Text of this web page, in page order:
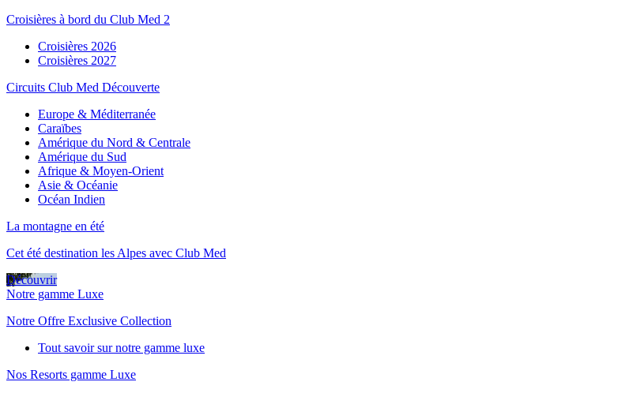
Croisières à bord du Club Med 2
Croisières 2026
Croisières 2027
Circuits Club Med Découverte
Europe & Méditerranée
Caraïbes
Amérique du Nord & Centrale
Amérique du Sud
Afrique & Moyen-Orient
Asie & Océanie
Océan Indien
La montagne en été
Cet été destination les Alpes avec Club Med
Découvrir
Notre gamme Luxe
Notre Offre Exclusive Collection
Tout savoir sur notre gamme luxe
Nos Resorts gamme Luxe